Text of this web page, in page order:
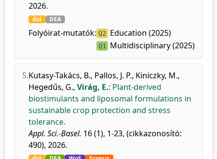
2026.
doi DEA
Folyóirat-mutatók: Q2 Education (2025)
Q1 Multidisciplinary (2025)
5.Kutasy-Takács, B., Pallos, J. P., Kiniczky, M.,
Hegedűs, G., Virág, E.: Plant-derived
biostimulants and liposomal formulations in
sustainable crop protection and stress
tolerance.
Appl. Sci.-Basel. 16 (1), 1-23, (cikkazonosító:
490), 2026.